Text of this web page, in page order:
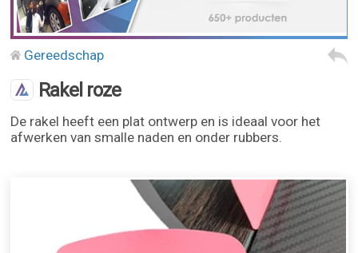
Gereedschap
Rakel roze
De rakel heeft een plat ontwerp en is ideaal voor het
afwerken van smalle naden en onder rubbers.